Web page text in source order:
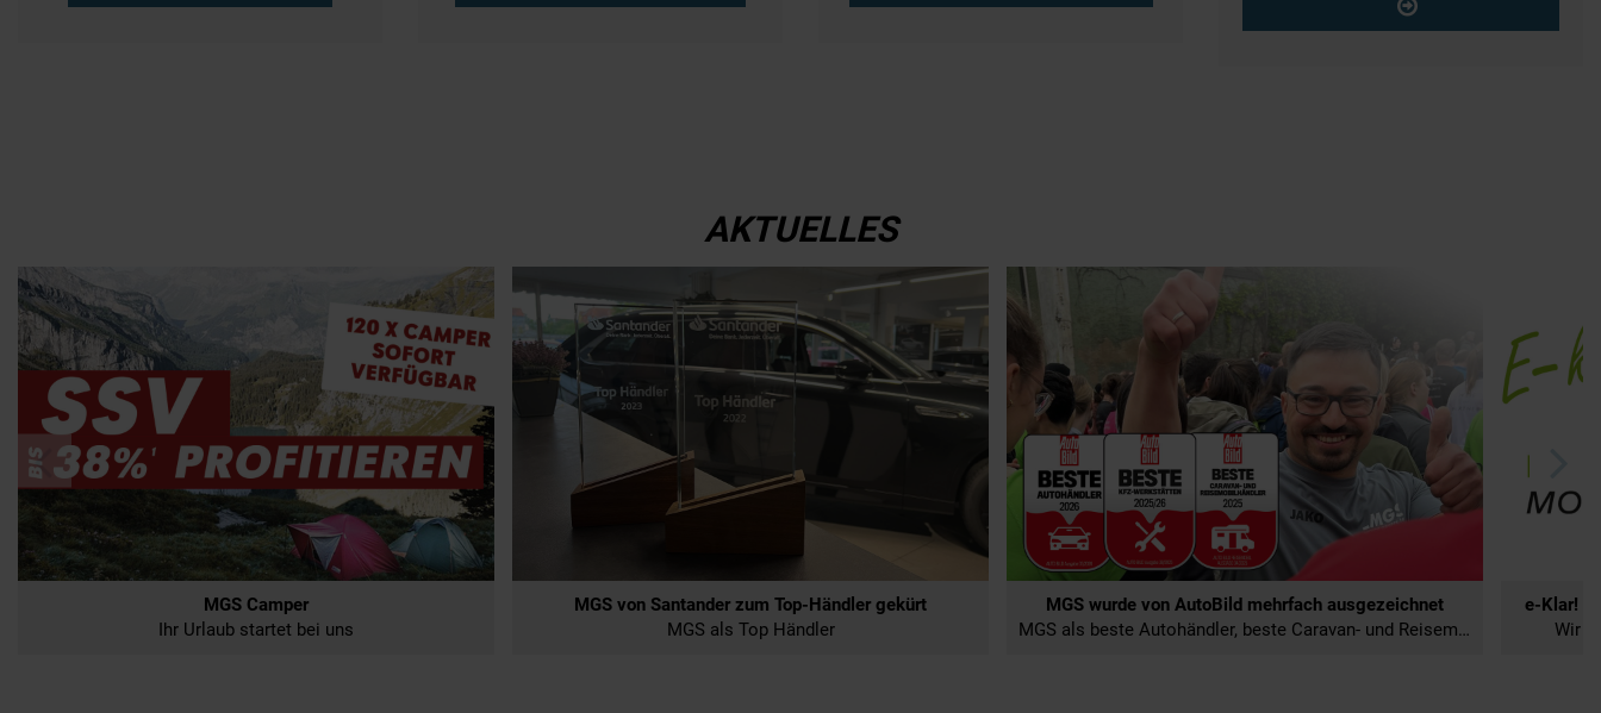
AKTUELLES
MGS Camper
Ihr Urlaub startet bei uns
MGS von Santander zum Top-Händler gekürt
MGS als Top Händler
MGS wurde von AutoBild mehrfach ausgezeichnet
MGS als beste Autohändler, beste Caravan- und Reisemobilhändler & beste KFZ-Werkstätten
e-Klar! -
Wir